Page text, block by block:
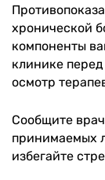
хронической
компоненты
клинике
осмотр
Сообщите
принимаемых
избегайте